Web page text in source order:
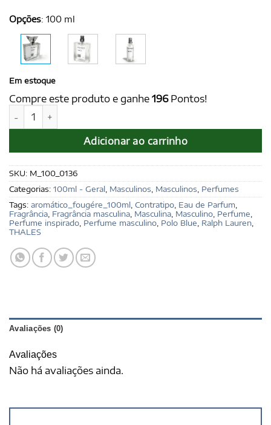
Opções: 100 ml
Em estoque
Compre este produto e ganhe 196Pontos!
THALES for Men 100 ml - Ref. Polo Blue, de Ralph Lauren
Adicionar ao carrinho
SKU: M_100_0136
Categorias: 100ml - Geral Masculinos Masculinos Perfumes
Tags: aromático_fougére_100ml Contratipo Eau de Parfum
Fragrância Fragrância masculina Masculina Masculino Perfume
Perfume inspirado Perfume masculino Polo Blue Ralph Lauren
THALES
Avaliações (0)
Avaliações
Não há avaliações ainda.